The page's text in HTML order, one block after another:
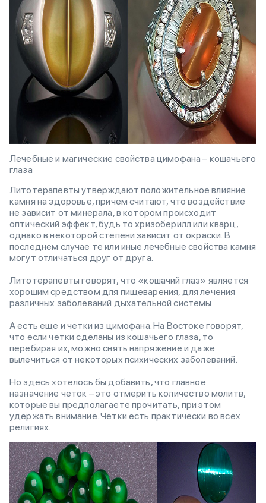
Лечебные и магические свойства цимофана – кошачьего
глаза
Литотерапевты утверждают положительное влияние
камня на здоровье, причем считают, что воздействие
не зависит от минерала, в котором происходит
оптический эффект, будь то хризоберилл или кварц,
однако в некоторой степени зависит от окраски. В
последнем случае те или иные лечебные свойства камня
могут отличаться друг от друга.
Литотерапевты говорят, что «кошачий глаз» является
хорошим средством для пищеварения, для лечения
различных заболеваний дыхательной системы.
А есть еще и четки из цимофана. На Востоке говорят,
что если четки сделаны из кошачьего глаза, то
перебирая их, можно снять напряжение и даже
вылечиться от некоторых психических заболеваний.
Но здесь хотелось бы добавить, что главное
назначение четок – это отмерить количество молитв,
которые вы предполагаете прочитать, при этом
удержать внимание. Четки есть практически во всех
религиях.